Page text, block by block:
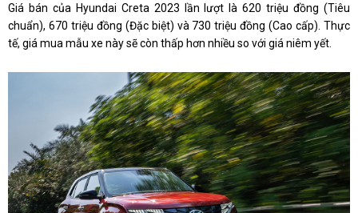
Giá bán của Hyundai Creta 2023 lần lượt là 620 triệu đồng (Tiêu
chuẩn), 670 triệu đồng (Đặc biệt) và 730 triệu đồng (Cao cấp). Thực
tế, giá mua mẫu xe này sẽ còn thấp hơn nhiều so với giá niêm yết.